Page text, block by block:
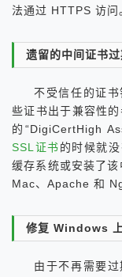
法通过 HTTPS 访问
遗留的中间证书过
不受信任的证
些证书出于兼容性
的“DigiCertHigh
SSL证书的时候就
缓存系统​​或安装了
Mac、Apache 和
修复 Windows
由于不再需要